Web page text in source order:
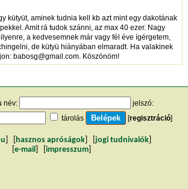
kütyüt, aminek tudnia kell kb azt mint egy dakotának
Amit rá tudok szánni, az max 40 ezer. Nagy
a kedvesemnek már vagy fél éve ígérgetem,
de kütyü hiányában elmaradt. Ha valakinek
babosg@gmail.com. Köszönöm!
név:
jelszó:
tárolás
[regisztráció]
hasznos apróságok jogi tudnivalók
e-mail impresszum]